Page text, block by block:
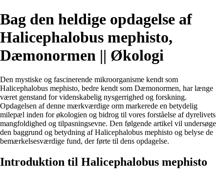
Bag den heldige opdagelse af
Halicephalobus mephisto,
Dæmonormen || Økologi
Den mystiske og fascinerende mikroorganisme kendt som
Halicephalobus mephisto, bedre kendt som Dæmonormen, har længe
været genstand for videnskabelig nysgerrighed og forskning.
Opdagelsen af denne mærkværdige orm markerede en betydelig
milepæl inden for økologien og bidrog til vores forståelse af dyrelivets
mangfoldighed og tilpasningsevne. Den følgende artikel vil undersøge
den baggrund og betydning af Halicephalobus mephisto og belyse de
bemærkelsesværdige fund, der førte til dens opdagelse.
Introduktion til Halicephalobus mephisto